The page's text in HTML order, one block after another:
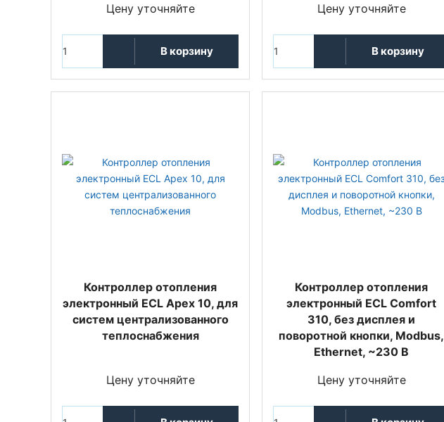
Цену уточняйте
В корзину
Цену уточняйте
В корзину
Контроллер отопления
электронный ECL Apex 10, для
систем централизованного
теплоснабжения
Цену уточняйте
Контроллер отопления
электронный ECL Comfort
310, без дисплея и
поворотной кнопки, Modbus,
Ethernet, ~230 В
Цену уточняйте